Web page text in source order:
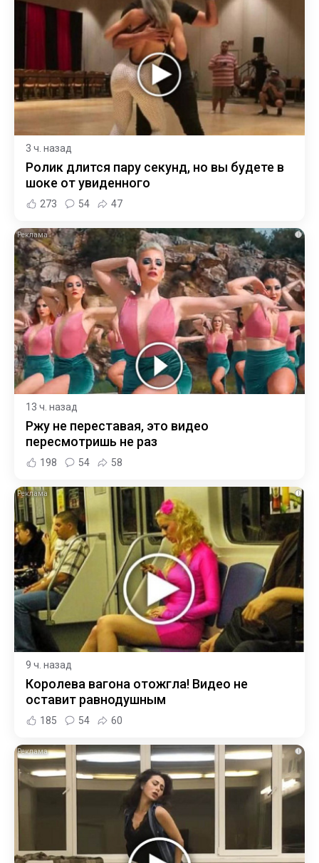
3 ч. назад
Ролик длится пару секунд, но вы будете в
шоке от увиденного
273 54 47
i
13 ч. назад
Ржу не переставая, это видео
пересмотришь не раз
198 54 58
i
9 ч. назад
Королева вагона отожгла! Видео не
оставит равнодушным
185 54 60
i